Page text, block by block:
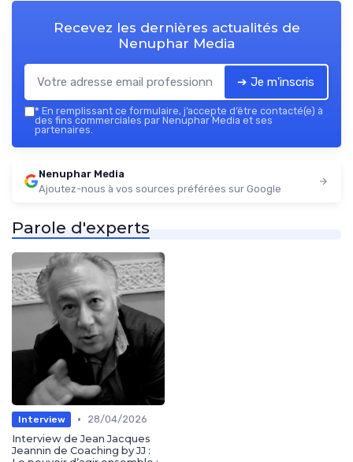
Recevez les dernières actualités de
Nenuphar Media
➔ Je m'inscris
* En remplissant ce formulaire, j’accepte d’être contacté(e) à
des fins commerciales par Nenuphar Media et ses
partenaires.
Nenuphar Media
Ajoutez-nous à vos sources préférées sur Google
Parole d'experts
Interview •
28/04/2026
Interview de Jean Jacques
Jeannin de Coaching by JJ :